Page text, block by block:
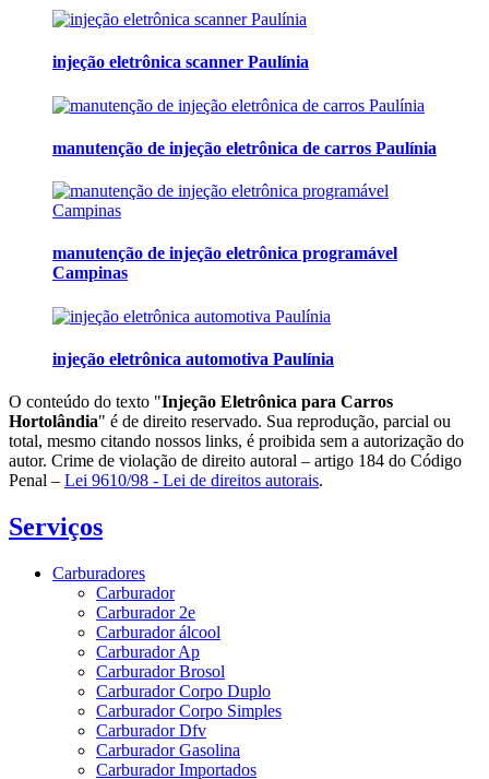
injeção eletrônica scanner Paulínia
manutenção de injeção eletrônica de carros Paulínia
manutenção de injeção eletrônica programável
Campinas
injeção eletrônica automotiva Paulínia
O conteúdo do texto "Injeção Eletrônica para Carros
Hortolândia" é de direito reservado. Sua reprodução, parcial ou
total, mesmo citando nossos links, é proibida sem a autorização do
autor. Crime de violação de direito autoral – artigo 184 do Código
Penal – Lei 9610/98 - Lei de direitos autorais.
Serviços
Carburadores
Carburador
Carburador 2e
Carburador álcool
Carburador Ap
Carburador Brosol
Carburador Corpo Duplo
Carburador Corpo Simples
Carburador Dfv
Carburador Gasolina
Carburador Importados